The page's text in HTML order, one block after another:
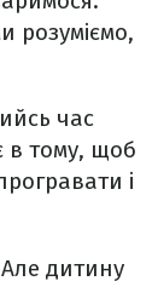
розуміємо,
час
в тому, щоб
і
Але дитину